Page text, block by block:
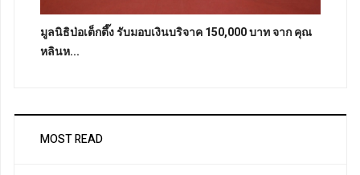
มูลนิธิป่อเต็กตึ๊ง รับมอบเงินบริจาค 150,000 บาท จาก คุณ
หลินห...
MOST READ